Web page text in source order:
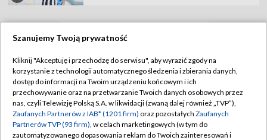
Abonament TVP
Sklep TVP
Biuro Reklamy
Oferta Handlowa
Regulamin TVP
Polityka prywatności
Moje zgody
Biuro reklamy
Szanujemy Twoją prywatność
Kliknij "Akceptuję i przechodzę do serwisu", aby wyrazić zgody na
korzystanie z technologii automatycznego śledzenia i zbierania danych,
dostęp do informacji na Twoim urządzeniu końcowym i ich
przechowywanie oraz na przetwarzanie Twoich danych osobowych przez
nas, czyli Telewizję Polską S.A. w likwidacji (zwaną dalej również „TVP”),
Zaufanych Partnerów z IAB* (1201 firm) oraz pozostałych Zaufanych
Partnerów TVP (93 firm), w celach marketingowych (w tym do
zautomatyzowanego dopasowania reklam do Twoich zainteresowań i